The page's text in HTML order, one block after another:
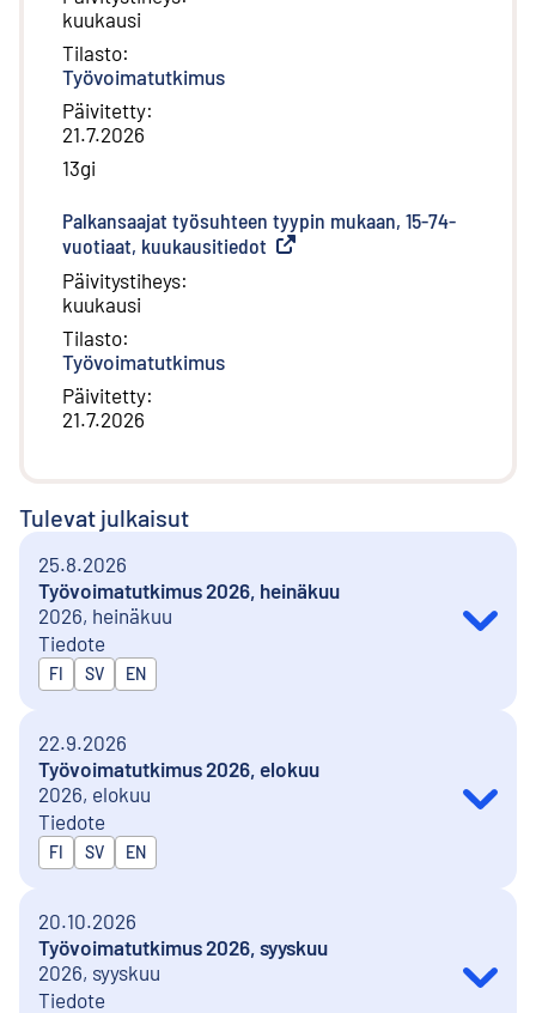
kuukausi
Tilasto:
Työvoimatutkimus
Päivitetty:
21.7.2026
13gi
Palkansaajat työsuhteen tyypin mukaan, 15-74-
vuotiaat, kuukausitiedot Ulkoinen linkki
Päivitystiheys:
kuukausi
Tilasto:
Työvoimatutkimus
Päivitetty:
21.7.2026
Tulevat julkaisut
25.8.2026
Työvoimatutkimus 2026, heinäkuu
2026, heinäkuu
Tiedote
Julkaistaan kielillä
FI SV EN
22.9.2026
Työvoimatutkimus 2026, elokuu
2026, elokuu
Tiedote
Julkaistaan kielillä
FI SV EN
20.10.2026
Työvoimatutkimus 2026, syyskuu
2026, syyskuu
Tiedote